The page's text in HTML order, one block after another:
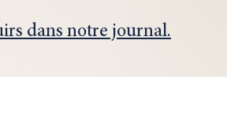
dans notre journal.